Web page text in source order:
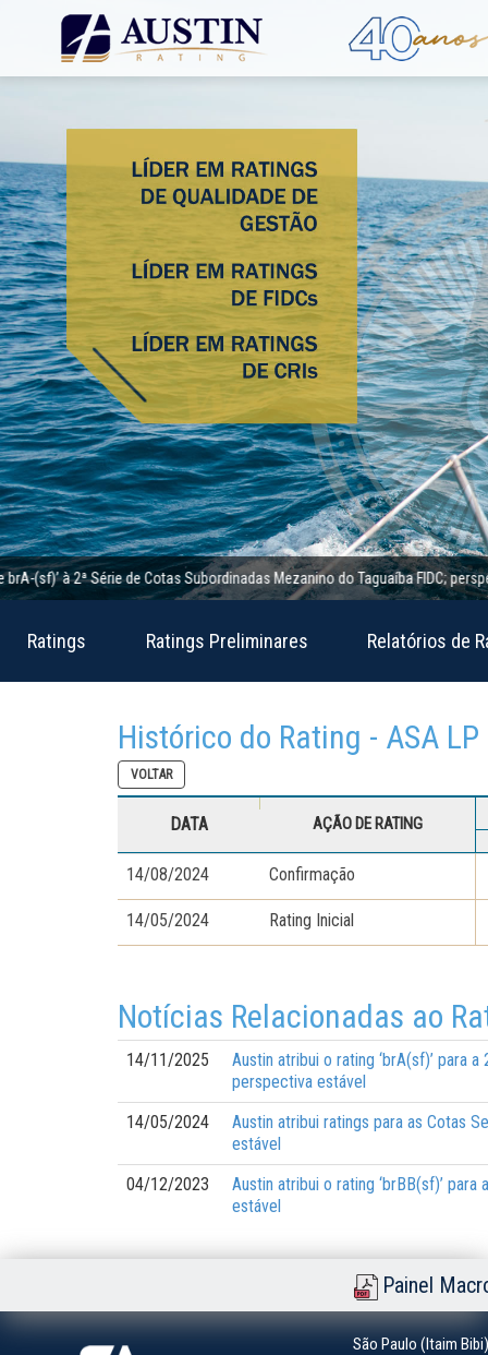
2ª Série de Cotas Subordinadas Mezanino do Taguaíba FIDC; perspectiva
Ratings Ratings Preliminares Relatórios de
Histórico do Rating - ASA LP
VOLTAR
DATA AÇÃO DE RATING
14/08/2024 Confirmação
14/05/2024 Rating Inicial
Notícias Relacionadas ao
14/11/2025
Austin atribui o rating ‘brA(sf)’ para
perspectiva estável
14/05/2024
Austin atribui ratings para as Cotas
estável
04/12/2023
Austin atribui o rating ‘brBB(sf)’
estável
Painel
São Paulo (Itaim Bibi)